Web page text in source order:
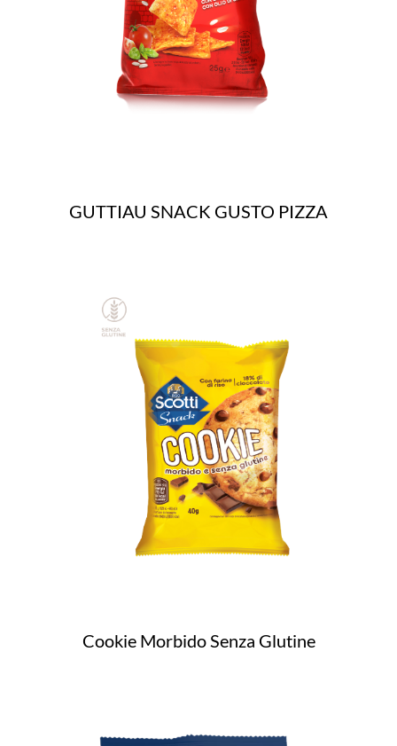
GUTTIAU SNACK GUSTO PIZZA
Cookie Morbido Senza Glutine